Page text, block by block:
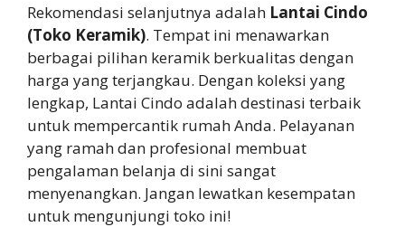
Rekomendasi selanjutnya adalah Lantai Cindo
(Toko Keramik). Tempat ini menawarkan
berbagai pilihan keramik berkualitas dengan
harga yang terjangkau. Dengan koleksi yang
lengkap, Lantai Cindo adalah destinasi terbaik
untuk mempercantik rumah Anda. Pelayanan
yang ramah dan profesional membuat
pengalaman belanja di sini sangat
menyenangkan. Jangan lewatkan kesempatan
untuk mengunjungi toko ini!